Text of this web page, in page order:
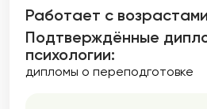
Работает с
Подтверждённые
психологии:
дипломы о переподготовке